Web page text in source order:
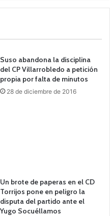
we
Suso abandona la disciplina
del CP Villarrobledo a petición
propia por falta de minutos
28 de diciembre de 2016
Un brote de paperas en el CD
Torrijos pone en peligro la
disputa del partido ante el
Yugo Socuéllamos